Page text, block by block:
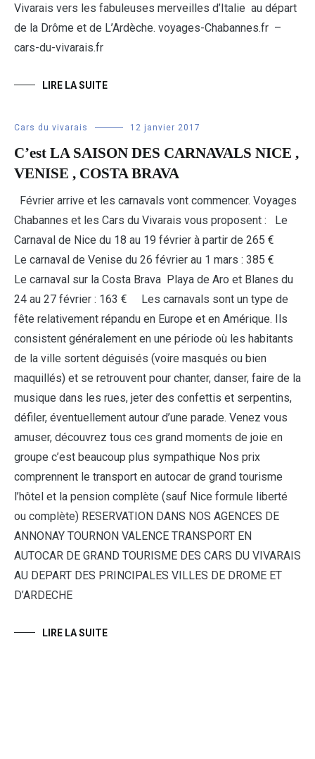
Vivarais vers les fabuleuses merveilles d’Italie au départ
de la Drôme et de L’Ardèche. voyages-Chabannes.fr –
cars-du-vivarais.fr
LIRE LA SUITE
Cars du vivarais 12 janvier 2017
C’est LA SAISON DES CARNAVALS NICE ,
VENISE , COSTA BRAVA
Février arrive et les carnavals vont commencer. Voyages
Chabannes et les Cars du Vivarais vous proposent : Le
Carnaval de Nice du 18 au 19 février à partir de 265 €
Le carnaval de Venise du 26 février au 1 mars : 385 €
Le carnaval sur la Costa Brava Playa de Aro et Blanes du
24 au 27 février : 163 € Les carnavals sont un type de
fête relativement répandu en Europe et en Amérique. Ils
consistent généralement en une période où les habitants
de la ville sortent déguisés (voire masqués ou bien
maquillés) et se retrouvent pour chanter, danser, faire de la
musique dans les rues, jeter des confettis et serpentins,
défiler, éventuellement autour d’une parade. Venez vous
amuser, découvrez tous ces grand moments de joie en
groupe c’est beaucoup plus sympathique Nos prix
comprennent le transport en autocar de grand tourisme
l’hôtel et la pension complète (sauf Nice formule liberté
ou complète) RESERVATION DANS NOS AGENCES DE
ANNONAY TOURNON VALENCE TRANSPORT EN
AUTOCAR DE GRAND TOURISME DES CARS DU VIVARAIS
AU DEPART DES PRINCIPALES VILLES DE DROME ET
D’ARDECHE
LIRE LA SUITE